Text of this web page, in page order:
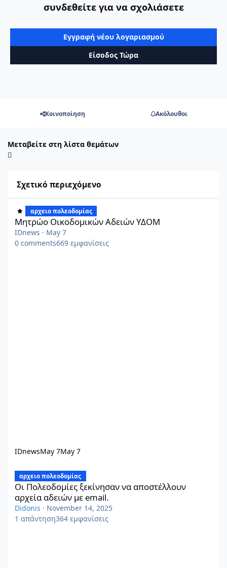
συνδεθείτε για να σχολιάσετε
Εγγραφή νέου λογαριασμού
Είσοδος Τώρα
Κοινοποίηση Ακόλουθοι
Μεταβείτε στη λίστα θεμάτων
Σχετικό περιεχόμενο
Μητρώο Οικοδομικών Αδειών ΥΔΟΜ
αρχειο πολεοδομίας
Μητρώο Οικοδομικών Αδειών ΥΔΟΜ
IDnews · May 7
0 comments669 εμφανίσεις
IDnewsMay 7May 7
Οι Πολεοδομίες ξεκίνησαν να αποστέλλουν αρχεία αδειών με
αρχειο πολεοδομίας
Οι Πολεοδομίες ξεκίνησαν να αποστέλλουν
αρχεία αδειών με email.
Didonis · November 14, 2025
1 απάντηση364 εμφανίσεις